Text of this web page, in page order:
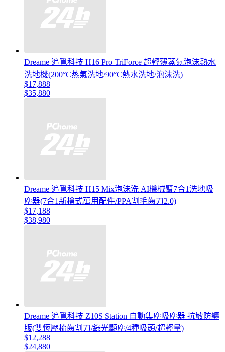
Dreame 追覓科技 H16 Pro TriForce 超輕薄蒸氣泡沫熱水
洗地機(200°C蒸氣洗地/90°C熱水洗地/泡沫洗)
$17,888
$35,880
Dreame 追覓科技 H15 Mix泡沬洗 AI機械臂7合1洗地吸
塵器(7合1新槍式萬用配件/PPA割毛齒刀2.0)
$17,188
$38,980
Dreame 追覓科技 Z10S Station 自動集塵吸塵器 抗敏防纏
版(雙恆壓梳齒割刀/綠光顯塵/4種吸頭/超輕量)
$12,288
$24,880